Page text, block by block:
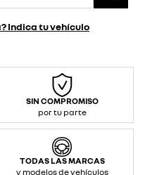
Indica tu vehículo
SIN COMPROMISO
por tu parte
TODAS LAS MARCAS
y modelos de vehículos